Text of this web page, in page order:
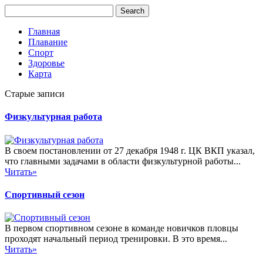
Главная
Плавание
Спорт
Здоровье
Карта
Старые записи
Физкультурная работа
В своем постановлении от 27 декабря 1948 г. ЦК ВКП указал,
что главными задачами в области физкультурной работы...
Читать»
Спортивный сезон
В первом спортивном сезоне в команде новичков пловцы
проходят начальный период тренировки. В это время...
Читать»